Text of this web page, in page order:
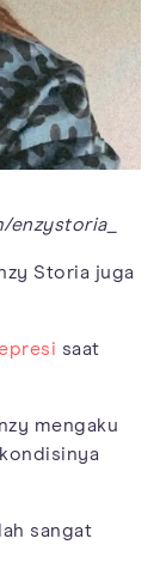
Storia juga
saat
mengaku
sangat